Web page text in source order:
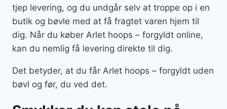
tjep levering, og du undgår selv at troppe op i en
butik og bøvle med at få fragtet varen hjem til
dig. Når du køber Arlet hoops – forgyldt online,
kan du nemlig få levering direkte til dig.
Det betyder, at du får Arlet hoops – forgyldt uden
bøvl og før, du ved det.